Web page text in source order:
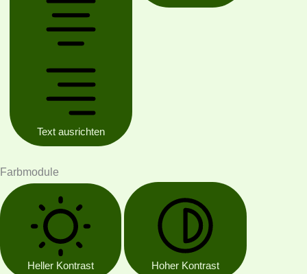
Text ausrichten
Farbmodule
Heller Kontrast Hoher Kontrast